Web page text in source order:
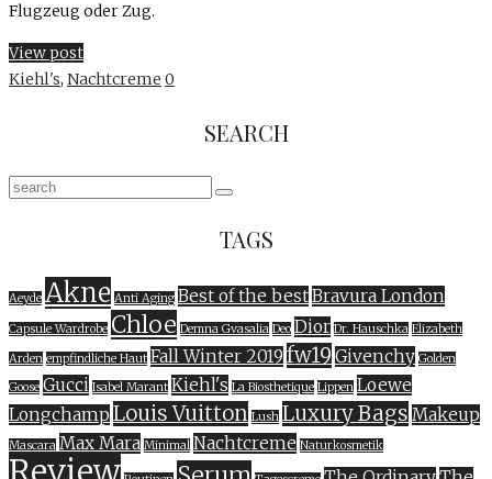
Flugzeug oder Zug.
View post
Kiehl's, Nachtcreme 0
SEARCH
TAGS
Aeyde Akne Anti Aging Best of the bestBravura London
Capsule Wardrobe Chloe Demna Gvasalia Deo Dior Dr. Hauschka Elizabeth
Arden empfindliche Haut Fall Winter 2019 fw19 Givenchy Golden
Goose Gucci Isabel Marant Kiehl's La Biosthetique Lippen Loewe
Longchamp Louis Vuitton Lush Luxury Bags Makeup
Mascara Max Mara Minimal Nachtcreme Naturkosmetik